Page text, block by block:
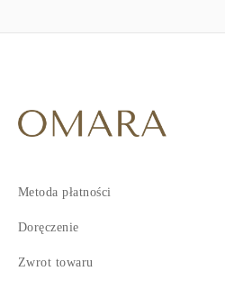
Metoda płatności
Doręczenie
Zwrot towaru